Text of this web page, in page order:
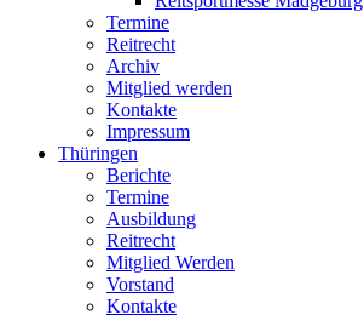
Termine
Reitrecht
Archiv
Mitglied werden
Kontakte
Impressum
Thüringen
Berichte
Termine
Ausbildung
Reitrecht
Mitglied Werden
Vorstand
Kontakte